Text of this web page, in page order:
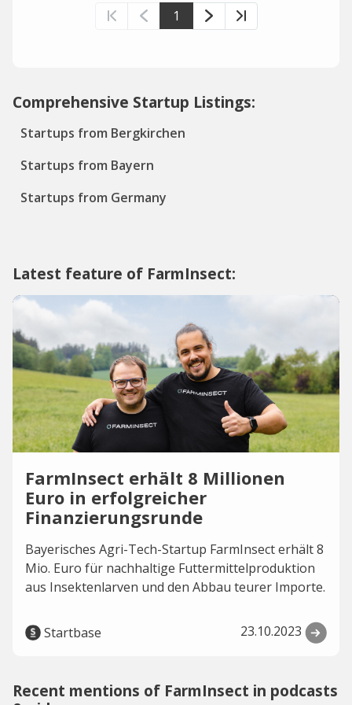
1
Comprehensive Startup Listings:
Startups from Bergkirchen
Startups from Bayern
Startups from Germany
Latest feature of FarmInsect:
FarmInsect erhält 8 Millionen
Euro in erfolgreicher
Finanzierungsrunde
Bayerisches Agri-Tech-Startup FarmInsect erhält 8
Mio. Euro für nachhaltige Futtermittelproduktion
aus Insektenlarven und den Abbau teurer Importe.
Startbase 23.10.2023
Recent mentions of FarmInsect in podcasts